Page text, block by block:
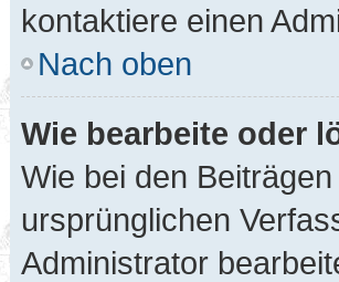
kontaktiere einen
Nach oben
Wie bearbeite oder
Wie bei den
ursprünglichen
Administrator